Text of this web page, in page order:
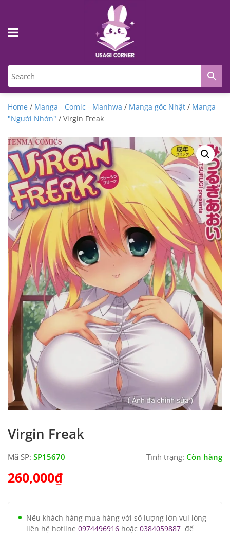
Home / Manga - Comic - Manhwa / Manga gốc Nhật / Manga
"Người Nhớn" / Virgin Freak
Virgin Freak
Mã SP: SP15670 Tình trạng: Còn hàng
260,000₫
Nếu khách hàng mua hàng với số lượng lớn vui lòng
liên hệ hotline 0974496916 hoặc 0384059887 để